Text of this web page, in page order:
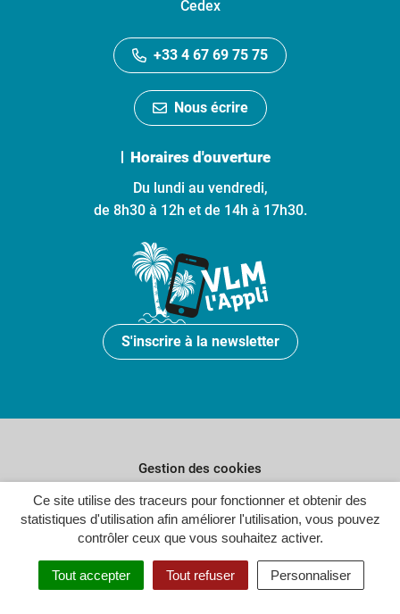
Ce site utilise des traceurs pour fonctionner et obtenir des
statistiques d'utilisation afin améliorer l'utilisation, vous pouvez
contrôler ceux que vous souhaitez activer.
Tout accepter Tout refuser Personnaliser
Cedex
+33 4 67 69 75 75
Nous écrire
Horaires d'ouverture
Du lundi au vendredi,
de 8h30 à 12h et de 14h à 17h30.
S'inscrire à la newsletter
Gestion des cookies
Plan du site
Politique de confidentialité
Crédits